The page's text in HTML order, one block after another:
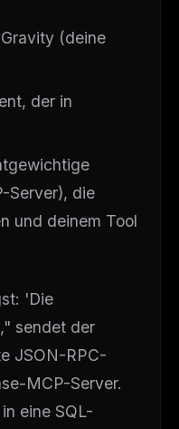
(deine
der in
Server), die
und deinem Tool
'Die
sendet der
JSON-RPC-
MCP-Server.
eine SQL-